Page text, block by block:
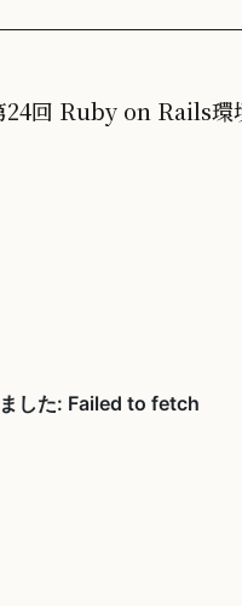
24回 Ruby on Rails環